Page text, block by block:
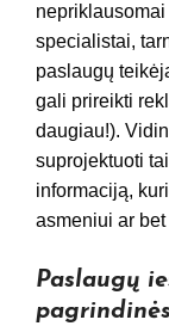
specialistai,
paslaugų
gali prireikti
daugiau!).
suprojektuoti
informaciją,
asmeniui ar
Paslaugų